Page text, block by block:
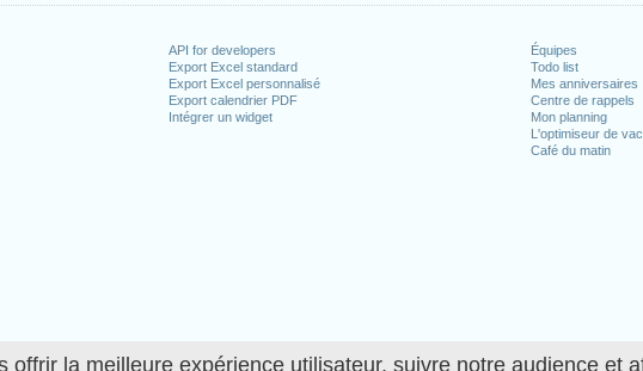
la meilleure expérience utilisateur, suivre notre audience et
API for developers
Export Excel standard
Export Excel personnalisé
Export calendrier PDF
Intégrer un widget
Équipes
Todo list
Mes anniversaires
Centre de rappels
Mon planning
L'optimiseur de
Café du matin